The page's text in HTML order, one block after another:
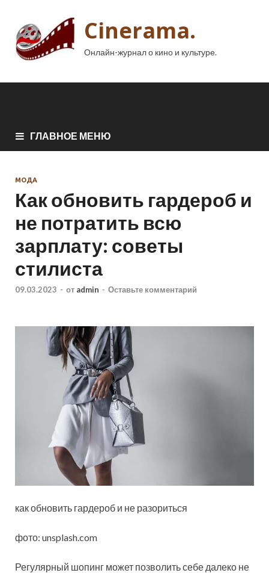
Cinerama.
Онлайн-журнал о кино и культуре.
ГЛАВНОЕ МЕНЮ
МОДА
Как обновить гардероб и
не потратить всю
зарплату: советы
стилиста
09.03.2023 - от admin - Оставьте комментарий
как обновить гардероб и не разориться
фото: unsplash.com
Регулярный шопинг может позволить себе далеко не